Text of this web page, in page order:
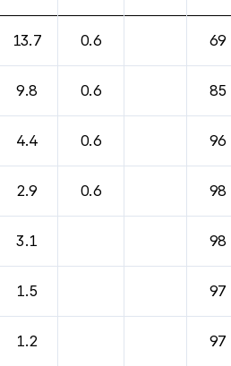
13.7 0.6 69
9.8 0.6 85
4.4 0.6 96
2.9 0.6 98
3.1 98
1.5 97
1.2 97